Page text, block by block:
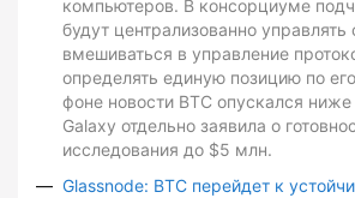
компьютеров. В консорциуме
будут централизованно
вмешиваться в управление
определять единую позицию по
фоне новости BTC опускался
Galaxy отдельно заявила о
исследования до $5 млн.
Glassnode: BTC перейдет к